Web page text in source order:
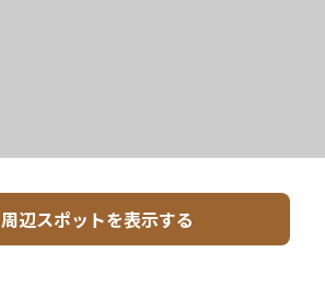
周辺スポットを表示する